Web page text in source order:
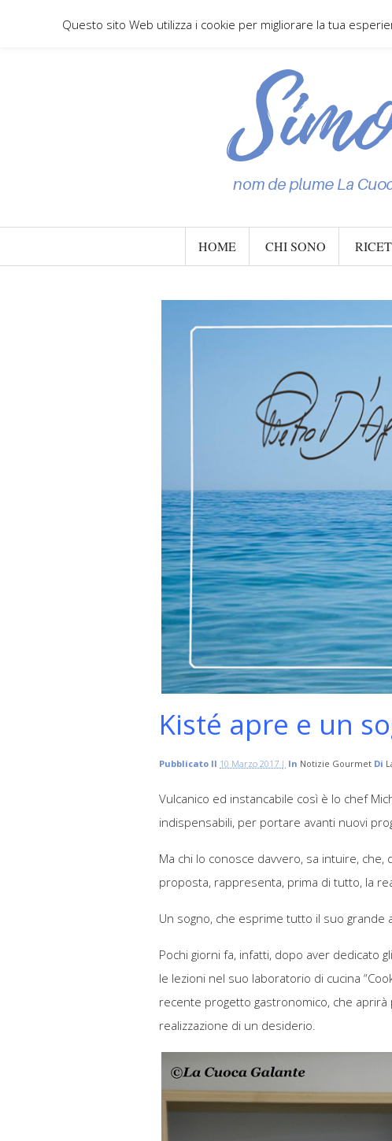
HOME CHI SONO
Kisté apre e un
Pubblicato Il 10 Marzo 2017 | In Notizie Gourmet Di
Vulcanico ed instancabile così è lo chef
indispensabili, per portare avanti nuovi
Ma chi lo conosce davvero, sa intuire,
proposta, rappresenta, prima di tutto, la
Un sogno, che esprime tutto il suo
Pochi giorni fa, infatti, dopo aver dedicato
le lezioni nel suo laboratorio di cucina
recente progetto gastronomico, che
realizzazione di un desiderio.
Questo sito Web utilizza i cookie per migliorare la tua